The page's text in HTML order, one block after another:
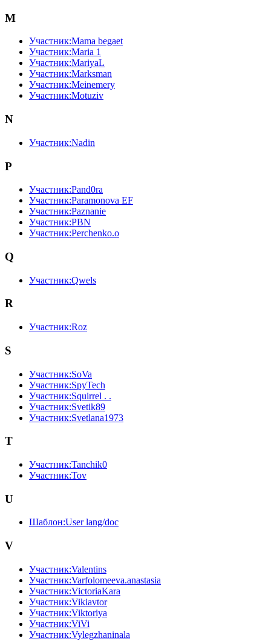
M
Участник:Mama begaet
Участник:Maria 1
Участник:MariyaL
Участник:Marksman
Участник:Meinemery
Участник:Motuziv
N
Участник:Nadin
P
Участник:Pand0ra
Участник:Paramonova EF
Участник:Paznanie
Участник:PBN
Участник:Perchenko.o
Q
Участник:Qwels
R
Участник:Roz
S
Участник:SoVa
Участник:SpyTech
Участник:Squirrel . .
Участник:Svetik89
Участник:Svetlana1973
T
Участник:Tanchik0
Участник:Tov
U
Шаблон:User lang/doc
V
Участник:Valentins
Участник:Varfolomeeva.anastasia
Участник:VictoriaKara
Участник:Vikiavtor
Участник:Viktoriya
Участник:ViVi
Участник:Vylegzhaninala